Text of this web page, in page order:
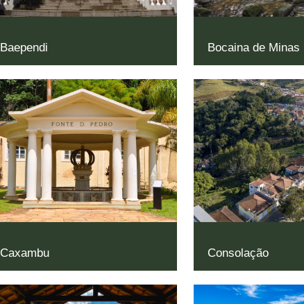
Baependi Bocaina de Minas
Caxambu Consolação